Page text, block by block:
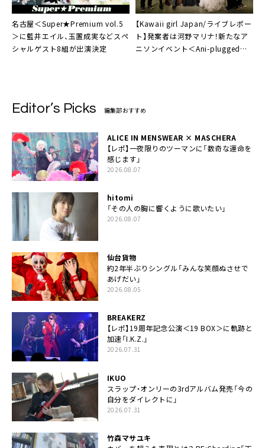
名古屋＜Super★Premium vol.5
＞に藍井エイル、 玉置成実などスペ
シャルゲスト8組が出演決定
【Kawaii girl Japan/ライブレポー
ト】発案者は河野マリナ！新たなア
ニソンイベント＜Ani-plugged＞
Editor’s Picks 編集部おすすめ
ALICE IN MENSWEAR × MASCHERA
【レポ】一夜限りのツーマンに「数奇な運命を
感じます」
2026.08.07
hitomi
「その人の胸に響くように歌いたい」
2026.08.07
仙台貨物
約2年半ぶりシングル「みんな笑顔ぬさせで
あげだい」
2026.08.05
BREAKERZ
【レポ】19周年記念公演＜19 BOX＞に軌跡と
加速「I.K.Z.」
2026.07.31
IKUO
スラップ・オンリーの3rdアルバム発売「今の
自分をダイレクトに」
2026.07.31
竹森マサユキ